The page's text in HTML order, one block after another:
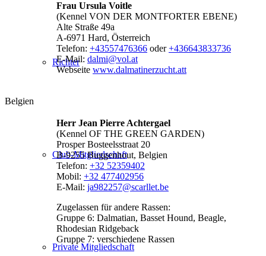
Richter
Club-Mitgliedschaft
Private Mitgliedschaft
Frau Ursula Voitle
(Kennel VON DER MONTFORTER EBENE)
Alte Straße 49a
A-6971 Hard, Österreich
Telefon: +43557476366 oder+436643833736
E-Mail: dalmi@vol.at
Webseite www.dalmatinerzucht.att
Belgien
Herr Jean Pierre Achtergael
(Kennel OF THE GREEN GARDEN)
Prosper Bosteelsstraat 20
B-9255 Buggenhout, Belgien
Telefon: +32 52359402
Mobil: +32 477402956
E-Mail: ja982257@scarllet.be
Zugelassen für andere Rassen:
Gruppe 6: Dalmatian, Basset Hound, Beagle,
Rhodesian Ridgeback
Gruppe 7: verschiedene Rassen